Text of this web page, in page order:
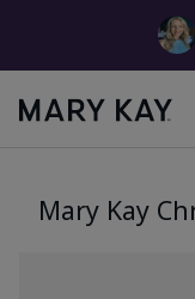
Mary Kay